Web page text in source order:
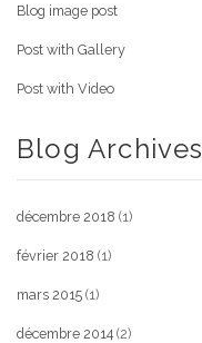
Blog image post
Post with Gallery
Post with Video
Blog Archives
décembre 2018 (1)
février 2018 (1)
mars 2015 (1)
décembre 2014 (2)